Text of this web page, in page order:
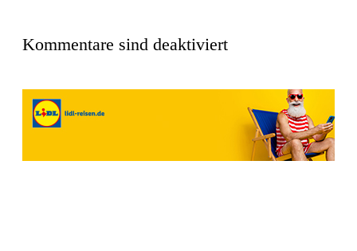
Kommentare sind deaktiviert